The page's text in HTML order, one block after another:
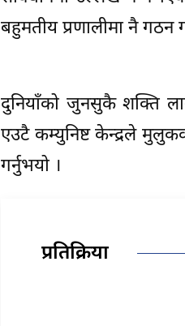
बहुमतीय प्रणालीमा नै गठन
दुनियाँको जुनसुकै शक्ति
एउटै कम्युनिष्ट केन्द्रले
गर्नुभयो ।
प्रतिक्रिया